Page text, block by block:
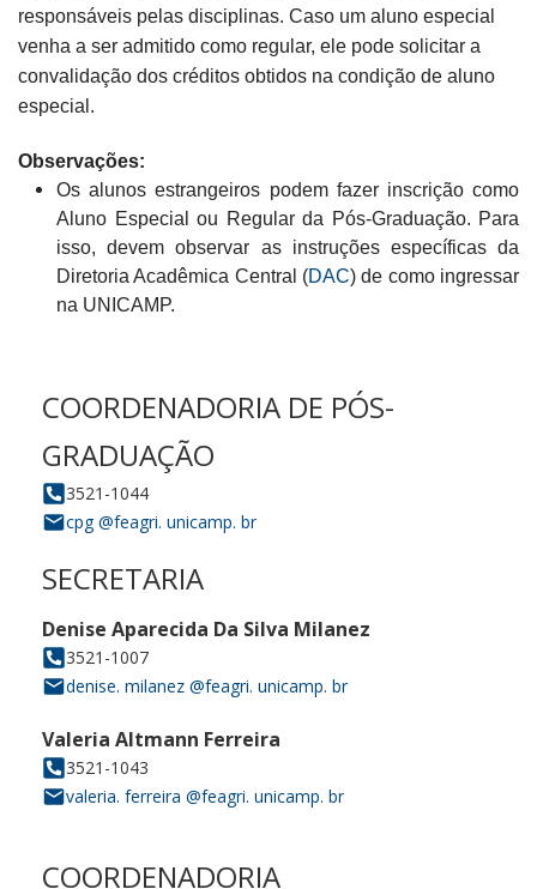
responsáveis pelas disciplinas. Caso um aluno especial
venha a ser admitido como regular, ele pode solicitar a
convalidação dos créditos obtidos na condição de aluno
especial.
Observações:
Os alunos estrangeiros podem fazer inscrição como
Aluno Especial ou Regular da Pós-Graduação. Para
isso, devem observar as instruções específicas da
Diretoria Acadêmica Central (DAC) de como ingressar
na UNICAMP.